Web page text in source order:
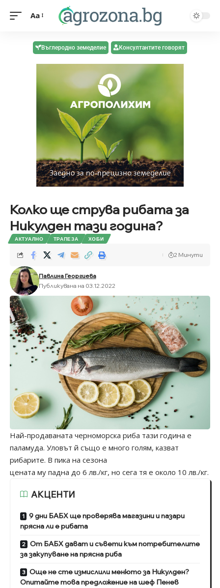
Aa
Въглеродно земеделие Консултантите говорят
Колко ще струва рибата за
Никулден тази година?
АКТУАЛНО ТРАПЕЗА ХОБИ
Павлина Георгиева
Публикувана на 03.12.2022
2 Минути
Най-продаваната черноморска риба тази година е
паламуда. Уловът й също е много голям, казват
рибарите. В пика на сезона
цената му падна до 6 лв./кг, но сега тя е около 10 лв./кг.
АКЦЕНТИ
9 дни БАБХ ще проверява магазини и пазари
прясна ли е рибата
От БАБХ дават и съвети към потребителите
за закупуване на прясна риба
Още не сте измислили менюто за Никулден?
Опитайте това предложение на шеф Пенев